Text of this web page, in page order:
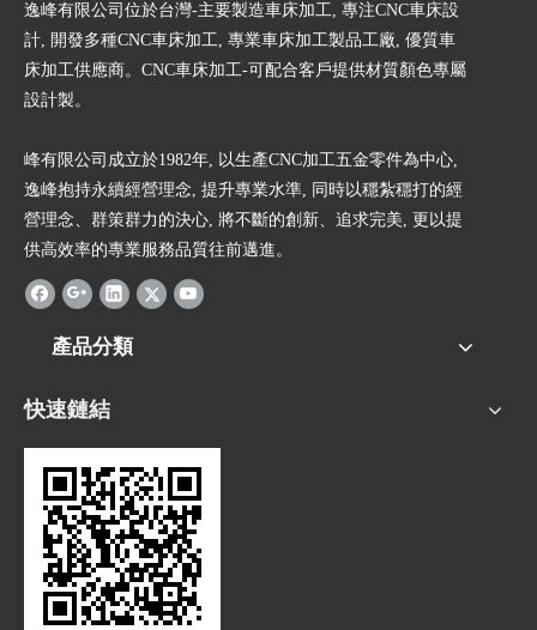
逸峰有限公司位於台灣-主要製造車床加工, 專注CNC車床設
計, 開發多種CNC車床加工, 專業車床加工製品工廠, 優質車
床加工供應商。CNC車床加工-可配合客戶提供材質顏色專屬
設計製。
峰有限公司成立於1982年, 以生產CNC加工五金零件為中心,
逸峰抱持永續經營理念, 提升專業水準, 同時以穩紮穩打的經
營理念、群策群力的決心, 將不斷的創新、追求完美, 更以提
供高效率的專業服務品質往前邁進。
產品分類
快速鏈結